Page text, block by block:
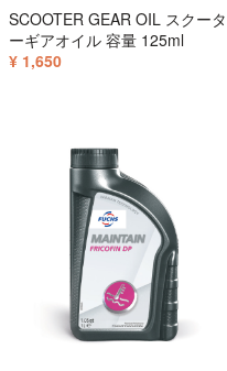
SCOOTER GEAR OIL スクータ
ーギアオイル 容量 125ml
¥ 1,650